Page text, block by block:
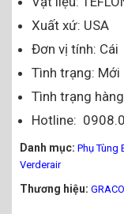
Xuất xứ: USA
Đơn vị tính: Cái
Tình trạng: Mới
Tình trạng
Hotline:
Danh mục: Phụ Tùng
Verderair
Thương hiệu: